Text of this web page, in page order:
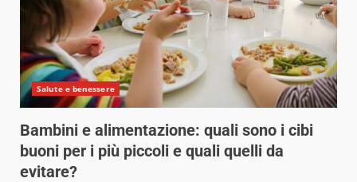
Salute e benessere
Bambini e alimentazione: quali sono i cibi
buoni per i più piccoli e quali quelli da
evitare?